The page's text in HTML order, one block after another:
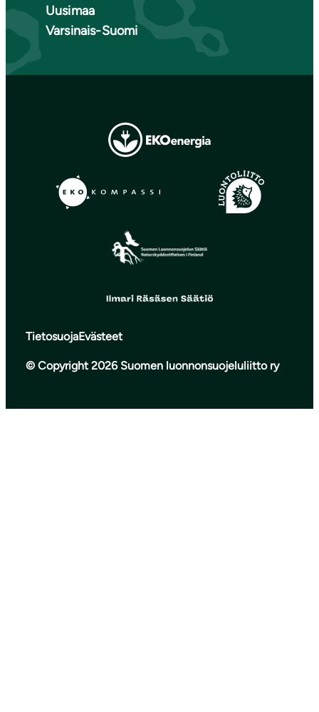
Uusimaa
Varsinais-Suomi
TietosuojaEvästeet
© Copyright 2026 Suomen luonnonsuojeluliitto ry